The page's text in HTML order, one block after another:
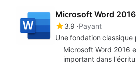
Microsoft Word 2016
3.9 Payant
Une fondation
Microsoft Word 2016
important dans